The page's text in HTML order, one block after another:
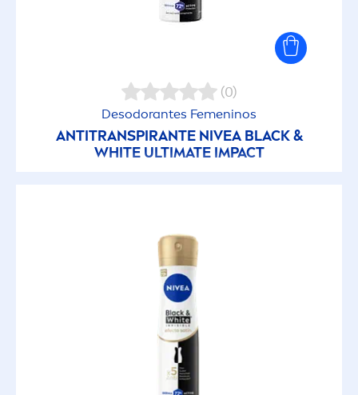
(0)
Desodorantes Femeninos
ANTITRANSPIRANTE NIVEA BLACK&
WHITEULTIMATE IMPACT